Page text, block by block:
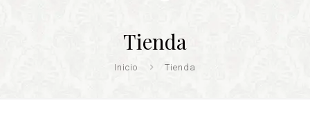
Tienda
Inicio Tienda